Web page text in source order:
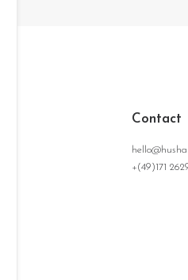
Contact
+(49)171